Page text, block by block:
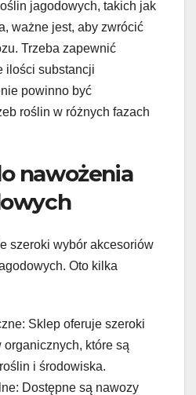
jagodowych, takich jak
ważne jest, aby zwrócić
Trzeba zapewnić
ilości substancji
powinno być
roślin w różnych fazach
nawożenia
szeroki wybór akcesoriów
Oto kilka
Sklep oferuje szeroki
które są
i środowiska.
Dostępne są nawozy